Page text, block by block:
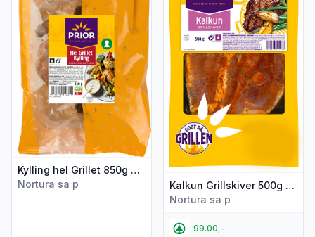
Kylling hel Grillet 850g Prior
Nortura sa p
Kalkun Grillskiver 500g Prior
Nortura sa p
99.00,-